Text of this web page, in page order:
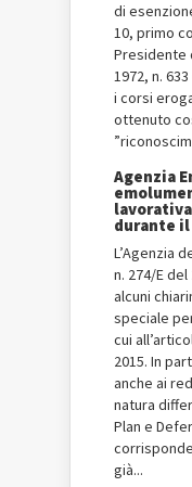
di
10, primo
Presidente
1972, n.
i corsi
ottenuto
Agenzia
durante
L’Agenzia
n. 274/E
alcuni
speciale
cui
2015. In
anche ai
natura
Plan e
già...